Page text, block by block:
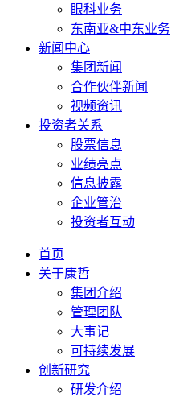
眼科业务
东南亚&中东业务
新闻中心
集团新闻
合作伙伴新闻
视频资讯
投资者关系
股票信息
业绩亮点
信息披露
企业管治
投资者互动
首页
关于康哲
集团介绍
管理团队
大事记
可持续发展
创新研究
研发介绍